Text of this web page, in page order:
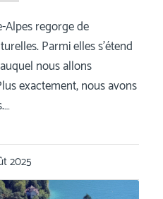
Alpes regorge de
Parmi elles s’étend
nous allons
exactement, nous avons
2025